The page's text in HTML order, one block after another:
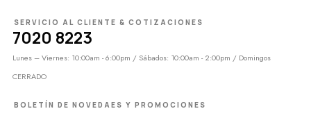
SERVICIO AL CLIENTE & COTIZACIONES
7020 8223
Lunes – Viernes: 10:00am - 6:00pm / Sábados: 10:00am - 2:00pm / Domingos
CERRADO
BOLETÍN DE NOVEDAES Y PROMOCIONES